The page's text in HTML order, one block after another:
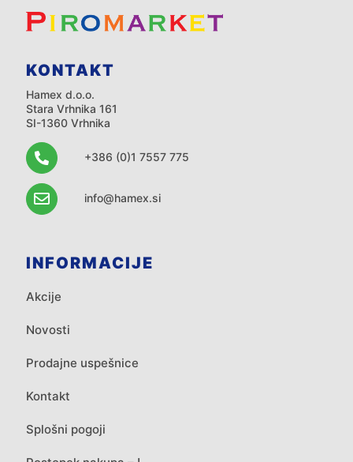
KONTAKT
Hamex d.o.o.
Stara Vrhnika 161
SI-1360 Vrhnika
+386 (0)1 7557 775
info@hamex.si
INFORMACIJE
Akcije
Novosti
Prodajne uspešnice
Kontakt
Splošni pogoji